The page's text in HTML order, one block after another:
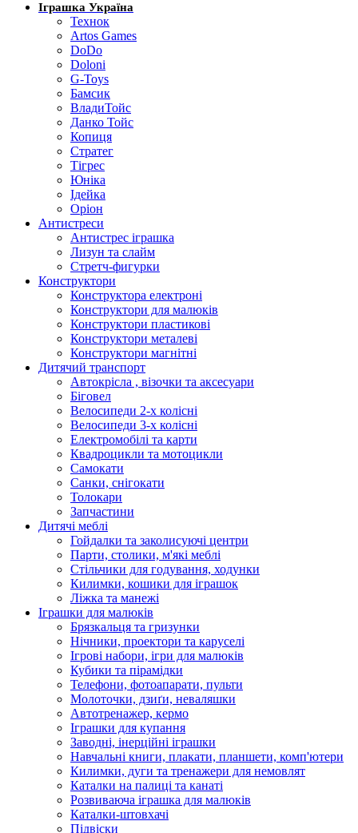
Іграшка Україна
Технок
Artos Games
DoDo
Doloni
G-Toys
Бамсик
ВладиТойс
Данко Тойс
Копиця
Стратег
Тігрес
Юніка
Ідейка
Оріон
Антистреси
Антистрес іграшка
Лизун та слайм
Стретч-фигурки
Конструктори
Конструктора електроні
Конструктори для малюків
Конструктори пластикові
Конструктори металеві
Конструктори магнітні
Дитячий транспорт
Автокрісла , візочки та аксесуари
Біговел
Велосипеди 2-х колісні
Велосипеди 3-х колісні
Електромобілі та карти
Квадроцикли та мотоцикли
Самокати
Санки, снігокати
Толокари
Запчастини
Дитячі меблі
Гойдалки та заколисуючі центри
Парти, столики, м'які меблі
Стільчики для годування, ходунки
Килимки, кошики для іграшок
Ліжка та манежі
Іграшки для малюків
Брязкальця та гризунки
Нічники, проектори та каруселі
Ігрові набори, ігри для малюків
Кубики та пірамідки
Телефони, фотоапарати, пульти
Молоточки, дзиґи, неваляшки
Автотренажер, кермо
Іграшки для купання
Заводні, інерційні іграшки
Навчальні книги, плакати, планшети, комп'ютери
Килимки, дуги та тренажери для немовлят
Каталки на палиці та канаті
Розвиваюча іграшка для малюків
Каталки-штовхачі
Підвіски